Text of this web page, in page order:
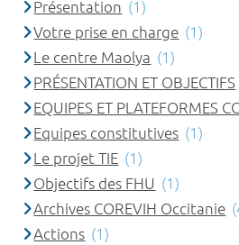
Présentation (1)
Votre prise en charge (1)
Le centre Maolya (1)
PRÉSENTATION ET OBJECTIFS
EQUIPES ET PLATEFORMES
Equipes constitutives (1)
Le projet TIE (1)
Objectifs des FHU (1)
Archives COREVIH Occitanie
Actions (1)